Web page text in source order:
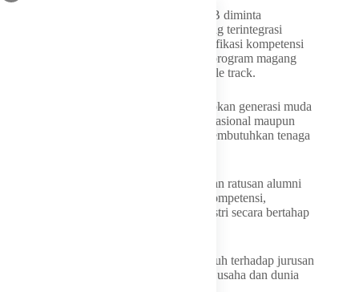
Dinas Tenaga Kerja dan Transmigrasi NTB diminta
memperkuat peningkatan keterampilan yang terintegrasi
dengan pendidikan menengah melalui sertifikasi kompetensi
lulusan SMK, penguatan Global Classes, program magang
Jepang, hingga pengembangan SMA double track.
Program tersebut diarahkan untuk menyiapkan generasi muda
NTB agar mampu mengisi peluang kerja nasional maupun
global, termasuk di negara-negara yang membutuhkan tenaga
Pemerintah Provinsi NTB juga menargetkan ratusan alumni
SMK mendapatkan pelatihan, sertifikasi kompetensi,
penguatan bahasa asing, dan magang industri secara bertahap
Gubernur juga meminta evaluasi menyeluruh terhadap jurusan
SMK agar sesuai dengan kebutuhan dunia usaha dan dunia